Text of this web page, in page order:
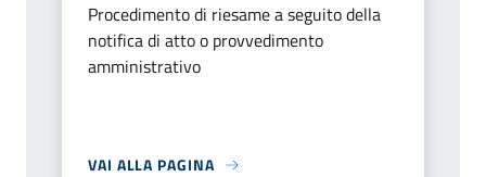
Procedimento di riesame a seguito della
notifica di atto o provvedimento
amministrativo
VAI ALLA PAGINA